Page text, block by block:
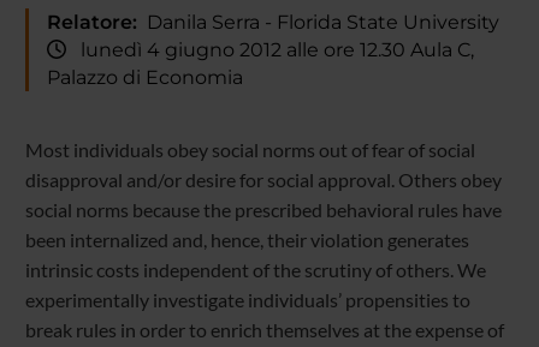
Relatore: Danila Serra - Florida State University
lunedì 4 giugno 2012 alle ore 12.30 Aula C,
Palazzo di Economia
Most individuals obey social norms out of fear of social
disapproval and/or desire for social approval. Others obey
social norms because the prescribed behavioral rules have
been internalized and, hence, their violation generates
intrinsic costs independent of the scrutiny of others. We
experimentally investigate individuals’ propensities to
break rules in order to enrich themselves at the expense of